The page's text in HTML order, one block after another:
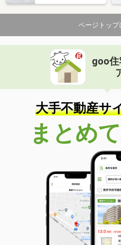
ページトップ
goo
大手不動産サ
まとめ